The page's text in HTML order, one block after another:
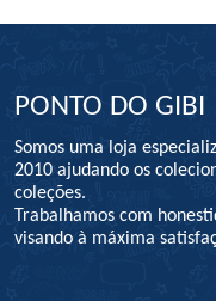
PONTO DO GIBI
Somos uma loja
2010 ajudando os
coleções.
Trabalhamos com
visando à máxima